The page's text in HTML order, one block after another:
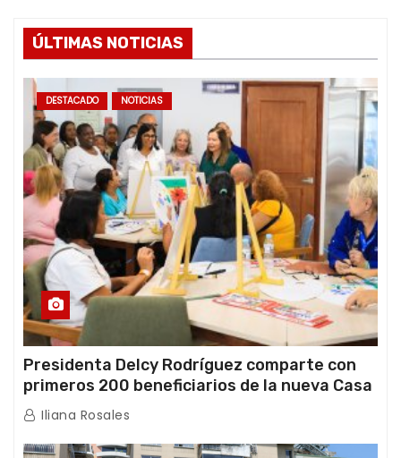
ÚLTIMAS NOTICIAS
DESTACADO NOTICIAS
Presidenta Delcy Rodríguez comparte con
primeros 200 beneficiarios de la nueva Casa
de los Abuelos “La Primavera” en Caracas
Iliana Rosales